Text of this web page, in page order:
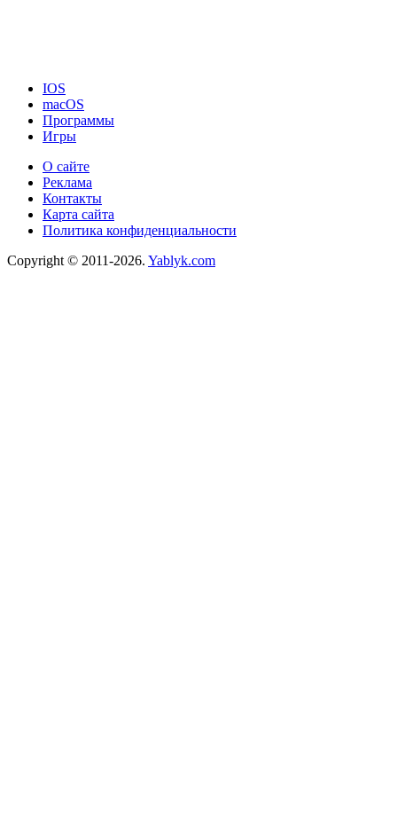
IOS
macOS
Программы
Игры
О сайте
Реклама
Контакты
Карта сайта
Политика конфиденциальности
Copyright © 2011-2026. Yablyk.сom